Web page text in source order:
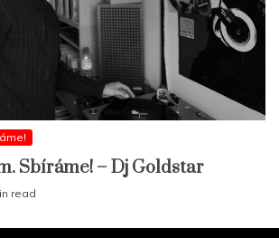
Sbíráme! – Dj Goldstar
read